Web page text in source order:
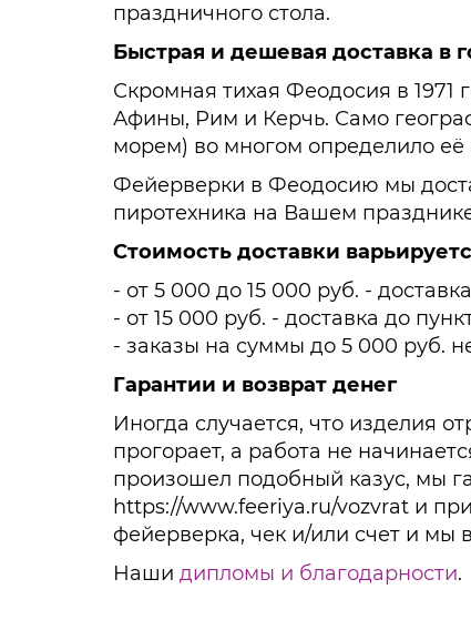
праздничного стола.
Быстрая и дешевая доставка в
Скромная тихая Феодосия в 1971
Афины, Рим и Керчь. Само
морем) во многом определило её
Фейерверки в Феодосию мы
пиротехника на Вашем
Стоимость доставки
- от 5 000 до 15 000 руб. -
- от 15 000 руб. - доставка до
- заказы на суммы до 5 000 руб.
Гарантии и возврат денег
Иногда случается, что изделия
прогорает, а работа не
произошел подобный казус, мы
https://www.feeriya.ru/vozvrat и
фейерверка, чек и/или счет и мы
Наши дипломы и благодарности.